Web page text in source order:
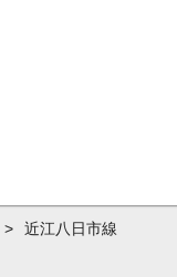
> 近江八日市線